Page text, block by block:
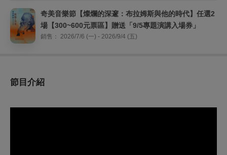
奇美音樂節【燦爛的深邃：布拉姆斯與他的時代】任選2
場【300~600元票區】贈送「9/5專題演講入場券」
銷售： 2026/7/6 (一) - 2026/9/4 (五)
節目介紹